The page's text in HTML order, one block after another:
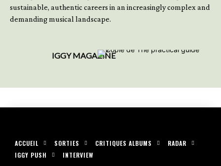
sustainable, authentic careers in an increasingly complex and
demanding musical landscape.
IGGY MAGAZINE
ACCUEIL SORTIES CRITIQUES ALBUMS
RADAR
IGGY PUSH
INTERVIEW